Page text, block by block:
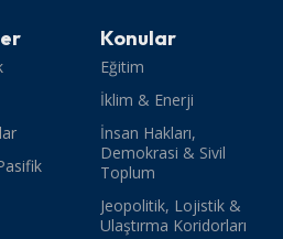
Konular
Eğitim
İklim & Enerji
İnsan Hakları,
Demokrasi & Sivil
Toplum
Jeopolitik, Lojistik &
Ulaştırma Koridorları